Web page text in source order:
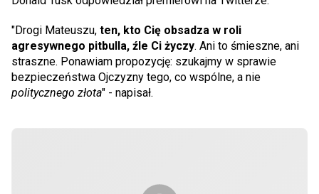
"Drogi Mateuszu, ten, kto Cię obsadza w roli
agresywnego pitbulla, źle Ci życzy. Ani to śmieszne, ani
straszne. Ponawiam propozycję: szukajmy w sprawie
bezpieczeństwa Ojczyzny tego, co wspólne, a nie
politycznego złota" - napisał.